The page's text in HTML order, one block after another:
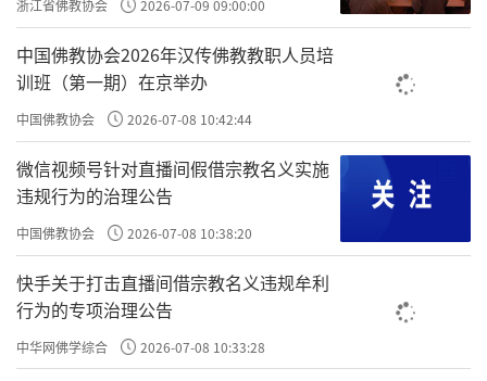
浙江省佛教协会 2026-07-09 09:00:00
中国佛教协会2026年汉传佛教教职人员培
训班（第一期）在京举办
中国佛教协会 2026-07-08 10:42:44
微信视频号针对直播间假借宗教名义实施
违规行为的治理公告
中国佛教协会 2026-07-08 10:38:20
快手关于打击直播间借宗教名义违规牟利
行为的专项治理公告
中华网佛学综合 2026-07-08 10:33:28